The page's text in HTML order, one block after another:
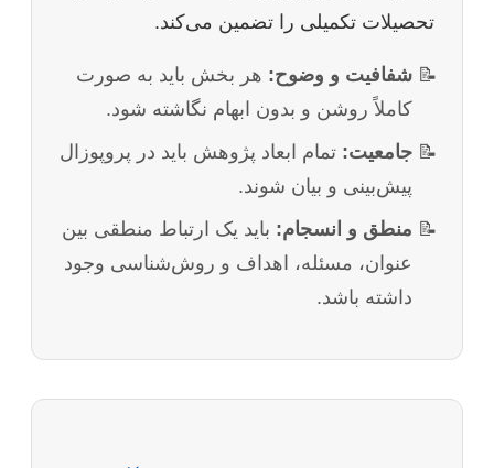
تحصیلات تکمیلی را تضمین می‌کند.
شفافیت و وضوح: هر بخش باید به صورت
کاملاً روشن و بدون ابهام نگاشته شود.
جامعیت: تمام ابعاد پژوهش باید در پروپوزال
پیش‌بینی و بیان شوند.
منطق و انسجام: باید یک ارتباط منطقی بین
عنوان، مسئله، اهداف و روش‌شناسی وجود
داشته باشد.